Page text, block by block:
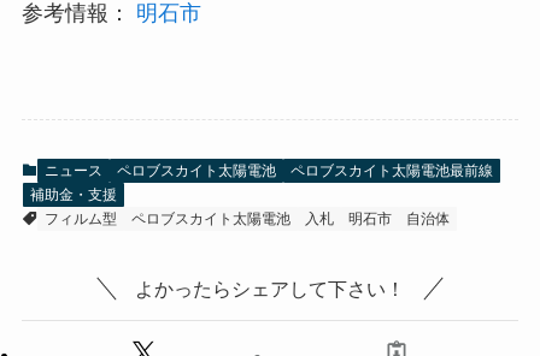
参考情報： 明石市
ニュース ペロブスカイト太陽電池
ペロブスカイト太陽電池最前線
補助金・支援
フィルム型
ペロブスカイト太陽電池 入札 明石市 自治体
よかったらシェアして下さい！